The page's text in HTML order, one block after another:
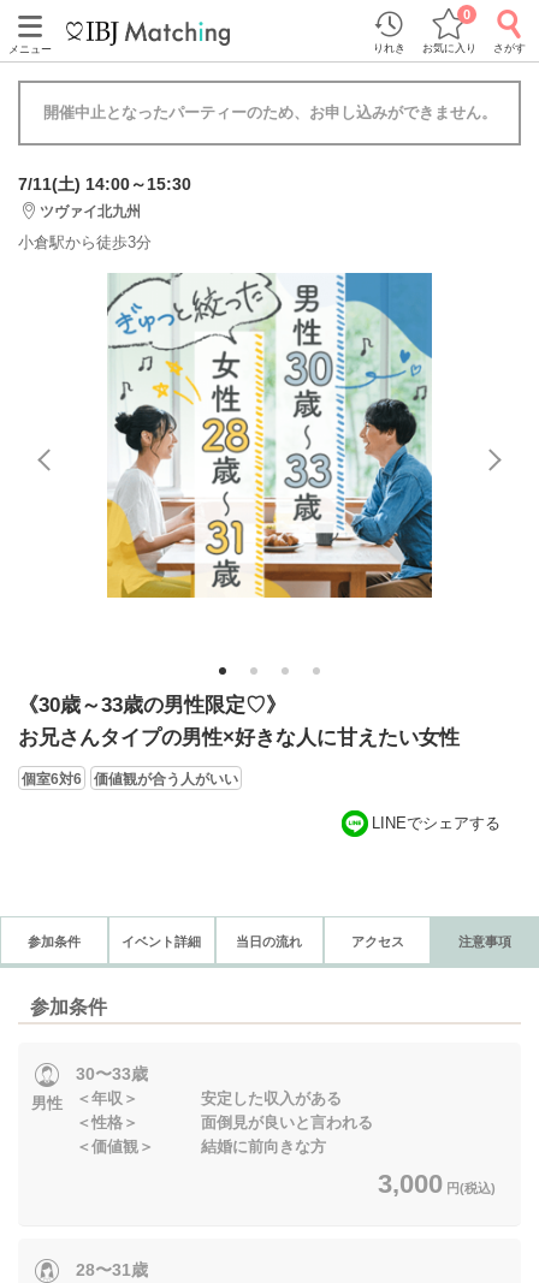
メニュー りれき お気に入り
0
さがす
開催中止となったパーティーのため、お申し込みができません。
7/11(土) 14:00～15:30
ツヴァイ北九州
小倉駅から徒歩3分
1 2 3 4
《30歳～33歳の男性限定♡》
お兄さんタイプの男性×好きな人に甘えたい女性
個室6対6 価値観が合う人がいい
LINEでシェアする
参加条件 イベント詳細 当日の流れ アクセス 注意事項
参加条件
男性
30〜33歳
＜年収＞ 安定した収入がある
＜性格＞ 面倒見が良いと言われる
＜価値観＞ 結婚に前向きな方
3,000 円(税込)
28〜31歳